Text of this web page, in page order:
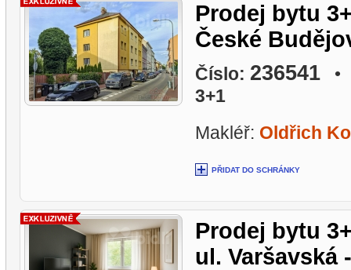
Prodej bytu
České
Číslo: 236541 •
3+1
Makléř: Oldřich
PŘIDAT DO SCHRÁNKY
Prodej bytu
ul. Varšavská